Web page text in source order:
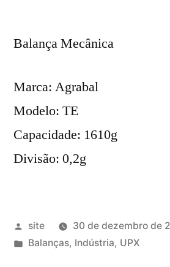
Balança Mecânica
Marca: Agrabal
Modelo: TE
Capacidade: 1610g
Divisão: 0,2g
Publicado
por
site
30 de dezembro de
Publicado
Balanças, Indústria, UPX